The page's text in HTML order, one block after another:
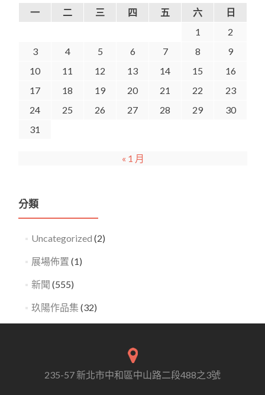
一 二 三 四 五 六
日
1
2
3
4 5 6 7 8
9
10
11 12 13 14 15
16
17
18 19 20 21 22
23
24
25 26 27 28 29
30
31
« 1 月
分類
Uncategorized (2)
展場佈置 (1)
新聞 (555)
玖陽作品集 (32)
235-57 新北市中和區中山路二段488之3號